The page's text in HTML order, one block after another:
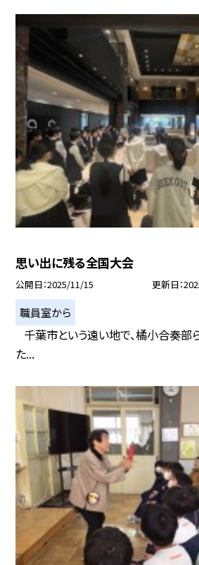
思い出に残る全国大会
公開日 2025/11/15 更新日
職員室から
千葉市という遠い地で、橘小合奏部
た...